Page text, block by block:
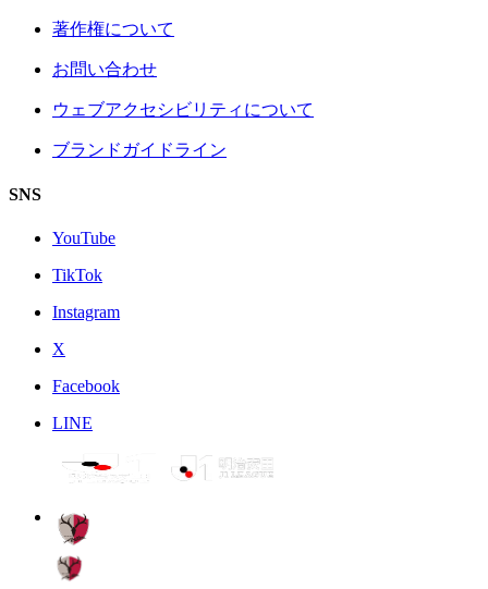
著作権について
お問い合わせ
ウェブアクセシビリティについて
ブランドガイドライン
SNS
YouTube
TikTok
Instagram
X
Facebook
LINE